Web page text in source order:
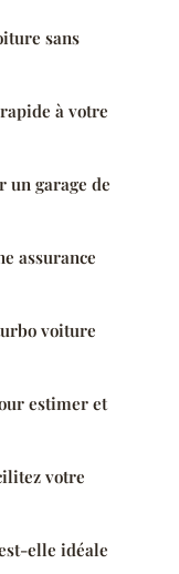
sans
à votre
un garage de
assurance
voiture
estimer et
votre
elle idéale